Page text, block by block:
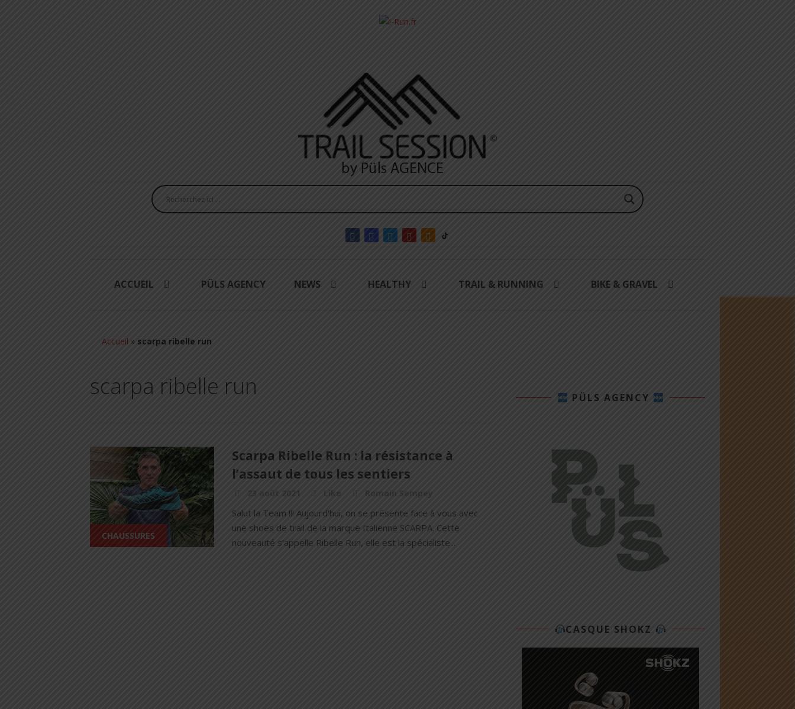
ACCUEIL PÜLS AGENCY NEWS HEALTHY TRAIL & RUNNING BIKE & GRAVEL
Accueil » scarpa ribelle run
scarpa ribelle run
CHAUSSURES
Scarpa Ribelle Run : la résistance à
l’assaut de tous les sentiers
23 août 2021 Like Romain Sempey
Salut la Team !!! Aujourd'hui, on se présente face à vous avec
une shoes de trail de la marque Italienne SCARPA. Cette
nouveauté s'appelle Ribelle Run, elle est la spécialiste...
PÜLS AGENCY
CASQUE SHOKZ